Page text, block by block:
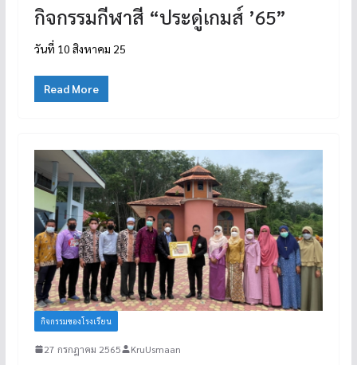
กิจกรรมกีฬาสี “ประดู่เกมส์ ’65”
วันที่ 10 สิงหาคม 25
Read More
กิจกรรมของโรงเรียน
27 กรกฎาคม 2565 KruUsmaan